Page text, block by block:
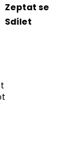
Zeptat se
Sdílet